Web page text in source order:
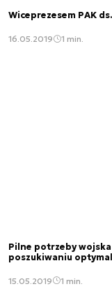
Wiceprezesem PAK
16.05.2019 1 min.
Pilne potrzeby
poszukiwaniu
15.05.2019 1 min.